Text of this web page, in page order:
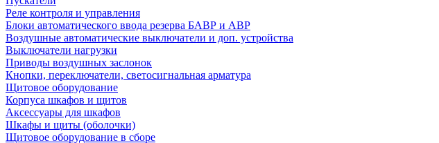
Реле контроля и управления
Блоки автоматического ввода резерва БАВР и АВР
Воздушные автоматические выключатели и доп. устройства
Выключатели нагрузки
Приводы воздушных заслонок
Кнопки, переключатели, светосигнальная арматура
Щитовое оборудование
Корпуса шкафов и щитов
Аксессуары для шкафов
Шкафы и щиты (оболочки)
Щитовое оборудование в сборе